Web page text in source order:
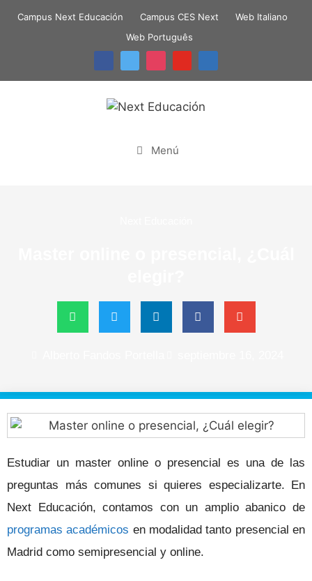
Campus Next Educación Campus CES Next
Web Italiano
Web Português
Menú
Estudiar un master online o presencial es una de las
preguntas más comunes si quieres especializarte. En
Next Educación, contamos con un amplio abanico de
programas académicos en modalidad tanto presencial en
Madrid como semipresencial y online.